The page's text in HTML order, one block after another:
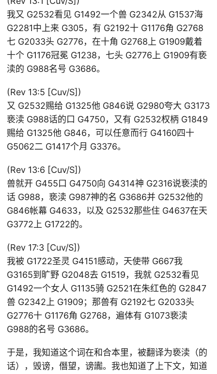
我又 G2532看见 G1492一个兽 G2342从 G1537海
G2281中上来 G305，有 G2192十 G1176角 G2768
七 G2033头 G2776，在十角 G2768上 G1909戴着
十个 G1176冠冕 G1238，七头 G2776上 G1909有亵
渎的 G988名号 G3686。
(Rev 13:5 [Cuv/S])
又 G2532赐给 G1325他 G846说 G2980夸大 G3173
亵渎 G988话的口 G4750，又有 G2532权柄 G1849
赐给 G1325他 G846，可以任意而行 G4160四十
G5062二 G1417个月 G3376。
(Rev 13:6 [Cuv/S])
兽就开 G455口 G4750向 G4314神 G2316说亵渎的
话 G988，亵渎 G987神的名 G3686并 G2532他的
G846帐幕 G4633，以及 G2532那些住 G4637在天
G3772上 G1722的。
(Rev 17:3 [Cuv/S])
我被 G1722圣灵 G4151感动，天使带 G667我
G3165到旷野 G2048去 G1519，我就 G2532看见
G1492一个女人 G1135骑 G2521在朱红色的 G2847
兽 G2342上 G1909；那兽有 G2192七 G2033头
G2776十 G1176角 G2768，遍体有 G1073亵渎
G988的名号 G3686。
于是，我知道这个词在和合本里，被翻译为亵渎（的
话），毁谤，僭望，谤讟。我也知道了上下文，知道